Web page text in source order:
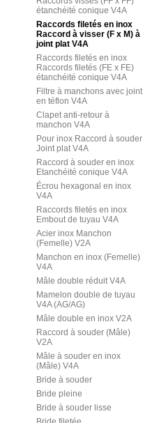
étanchéité conique V4A
Raccords filetés en inox
Raccord à visser (F x M) à
joint plat V4A
Raccords filetés en inox
Raccords filetés (FE x FE)
étanchéité conique V4A
Filtre à manchons avec joint
en téflon V4A
Clapet anti-retour à
manchon V4A
Pour inox Raccord à souder
Joint plat V4A
Raccord à souder en inox
Etanchéité conique V4A
Écrou hexagonal en inox
V4A
Raccords filetés en inox
Embout de tuyau V4A
Acier inox Manchon
(Femelle) V2A
Manchon en inox (Femelle)
V4A
Mâle double réduit V4A
Mamelon double de tuyau
V4A (AG/AG)
Mâle double en inox V2A
Raccord à souder (Mâle)
V2A
Mâle à souder en inox
(Mâle) V4A
Bride à souder
Bride pleine
Bride à souder lisse